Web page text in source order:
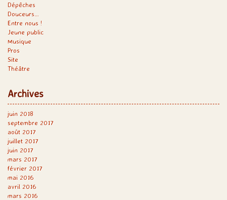
Dépêches
Douceurs…
Entre nous !
Jeune public
Musique
Pros
Site
Théâtre
Archives
juin 2018
septembre 2017
août 2017
juillet 2017
juin 2017
mars 2017
février 2017
mai 2016
avril 2016
mars 2016